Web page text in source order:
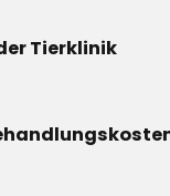
Tierklinik